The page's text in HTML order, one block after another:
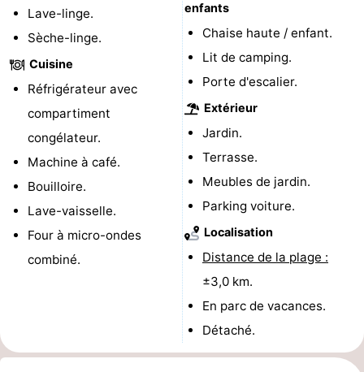
phoques
et
Événements
Pratiques
Forum
-
Hollande-
Lave-linge.
Sèche-linge.
Cuisine
Réfrigérateur avec
compartiment
congélateur.
Machine à café.
Bouilloire.
Lave-vaisselle.
Four à micro-ondes
combiné.
enfants
Chaise haute / enfant.
Lit de camping.
Porte d'escalier.
Extérieur
Jardin.
Terrasse.
Meubles de jardin.
Parking voiture.
Localisation
Distance de la plage :
±3,0 km.
En parc de vacances.
Détaché.